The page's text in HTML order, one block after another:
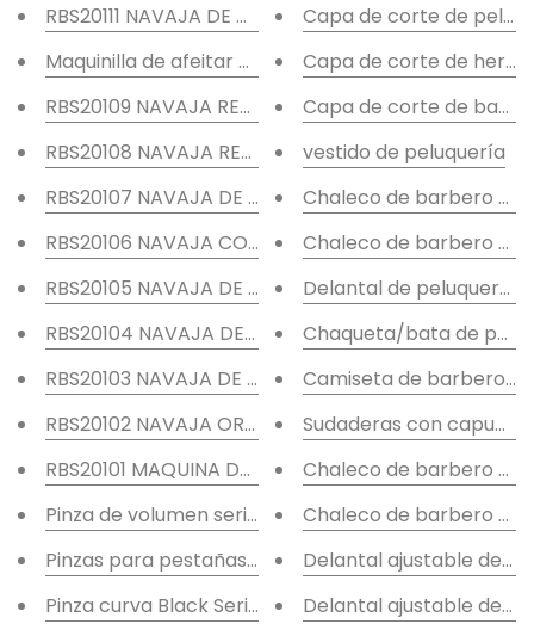
RBS20111 NAVAJA DE HOJA REEMPLAZABLE CON
Maquinilla de afeitar plegable Personna con hoja
RBS20109 NAVAJA RECTA DE BARBER PLEGABLE DE
RBS20108 NAVAJA RECTA CON BLOQUEO DE
RBS20107 NAVAJA DE PELUQUERO CON MANGO DE
RBS20106 NAVAJA CON MANGO DE DISEÑO ÚNICO
RBS20105 NAVAJA DE PELUQUERO DE UNA SOLA
RBS20104 NAVAJA DE HOJA DE CALIDAD HITACHI
RBS20103 NAVAJA DE HOJA DE CALIDAD HITACHI
RBS20102 NAVAJA ORO PARA DISEÑO DE CABELLO
RBS20101 MAQUINA DE GRABADO PARA MÁQUINA
Pinza de volumen serie negra acero inoxidable
Pinzas para pestañas de volumen Black Series de
Pinza curva Black Series Signature de acero
Capa de corte de
Capa de corte de
Capa de corte de
vestido de peluquería
Chaleco de barbero
Chaleco de barbero
Delantal de peluquera
Chaqueta/bata de
Camiseta de barbero
Sudaderas con
Chaleco de barbero de
Chaleco de barbero de
Delantal ajustable de
Delantal ajustable de